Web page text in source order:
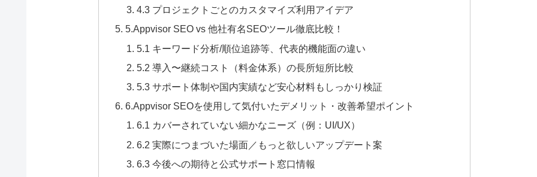
4.3 プロジェクトごとのカスタマイズ利用アイデア
5.Appvisor SEO vs 他社有名SEOツール徹底比較！
5.1 キーワード分析/順位追跡等、代表的機能面の違い
5.2 導入〜継続コスト（料金体系）の長所短所比較
5.3 サポート体制や国内実績など安心材料もしっかり検証
6.Appvisor SEOを使用して気付いたデメリット・改善希望ポイント
6.1 カバーされていない細かなニーズ（例：UI/UX）
6.2 実際につまづいた場面／もっと欲しいアップデート案
6.3 今後への期待と公式サポート窓口情報